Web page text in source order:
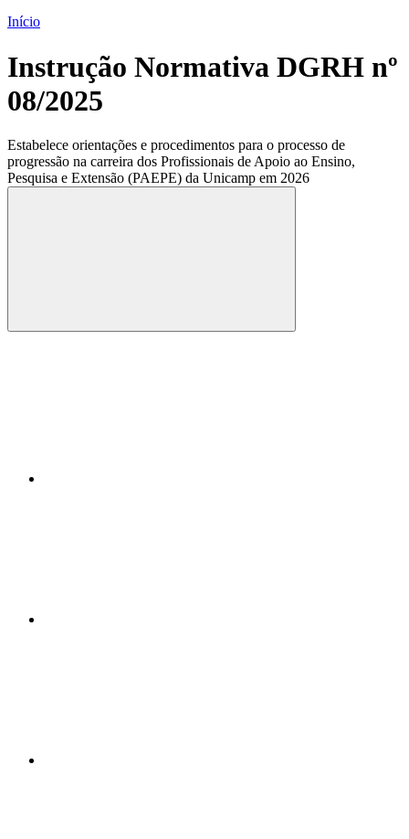
Início
Instrução Normativa DGRH nº
08/2025
Estabelece orientações e procedimentos para o processo de
progressão na carreira dos Profissionais de Apoio ao Ensino,
Pesquisa e Extensão (PAEPE) da Unicamp em 2026
Compartilhar